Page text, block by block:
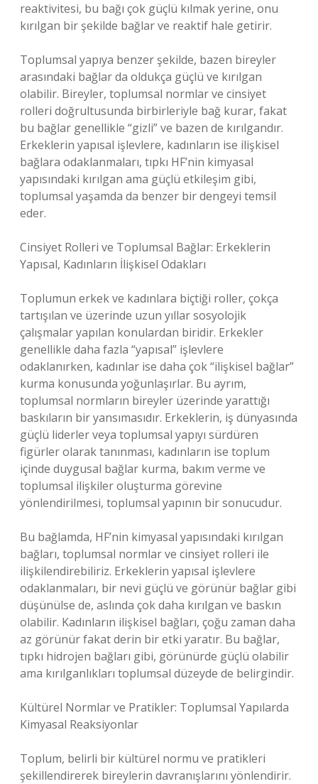
reaktivitesi, bu bağı çok güçlü kılmak yerine, onu
kırılgan bir şekilde bağlar ve reaktif hale getirir.
Toplumsal yapıya benzer şekilde, bazen bireyler
arasındaki bağlar da oldukça güçlü ve kırılgan
olabilir. Bireyler, toplumsal normlar ve cinsiyet
rolleri doğrultusunda birbirleriyle bağ kurar, fakat
bu bağlar genellikle “gizli” ve bazen de kırılgandır.
Erkeklerin yapısal işlevlere, kadınların ise ilişkisel
bağlara odaklanmaları, tıpkı HF’nin kimyasal
yapısındaki kırılgan ama güçlü etkileşim gibi,
toplumsal yaşamda da benzer bir dengeyi temsil
eder.
Cinsiyet Rolleri ve Toplumsal Bağlar: Erkeklerin
Yapısal, Kadınların İlişkisel Odakları
Toplumun erkek ve kadınlara biçtiği roller, çokça
tartışılan ve üzerinde uzun yıllar sosyolojik
çalışmalar yapılan konulardan biridir. Erkekler
genellikle daha fazla “yapısal” işlevlere
odaklanırken, kadınlar ise daha çok “ilişkisel bağlar”
kurma konusunda yoğunlaşırlar. Bu ayrım,
toplumsal normların bireyler üzerinde yarattığı
baskıların bir yansımasıdır. Erkeklerin, iş dünyasında
güçlü liderler veya toplumsal yapıyı sürdüren
figürler olarak tanınması, kadınların ise toplum
içinde duygusal bağlar kurma, bakım verme ve
toplumsal ilişkiler oluşturma görevine
yönlendirilmesi, toplumsal yapının bir sonucudur.
Bu bağlamda, HF’nin kimyasal yapısındaki kırılgan
bağları, toplumsal normlar ve cinsiyet rolleri ile
ilişkilendirebiliriz. Erkeklerin yapısal işlevlere
odaklanmaları, bir nevi güçlü ve görünür bağlar gibi
düşünülse de, aslında çok daha kırılgan ve baskın
olabilir. Kadınların ilişkisel bağları, çoğu zaman daha
az görünür fakat derin bir etki yaratır. Bu bağlar,
tıpkı hidrojen bağları gibi, görünürde güçlü olabilir
ama kırılganlıkları toplumsal düzeyde de belirgindir.
Kültürel Normlar ve Pratikler: Toplumsal Yapılarda
Kimyasal Reaksiyonlar
Toplum, belirli bir kültürel normu ve pratikleri
şekillendirerek bireylerin davranışlarını yönlendirir.